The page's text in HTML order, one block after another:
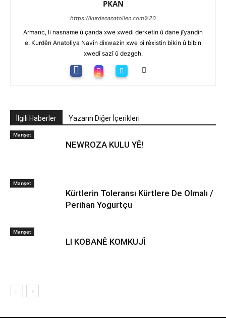
PKAN
https://kurdenanatolien.com%20
Armanc, li nasname û çanda xwe xwedi derketin û dane jîyandin
e. Kurdên Anatoliya Navîn dixwazin xwe bi rêxistin bikin û bibin
xwedî sazî û dezgeh.
İlgili Haberler Yazarın Diğer İçerikleri
Manşet
NEWROZA KULU YÊ!
Manşet
Kürtlerin Toleransı Kürtlere De Olmalı /
Perihan Yoğurtçu
Manşet
LI KOBANÊ KOMKUJÎ